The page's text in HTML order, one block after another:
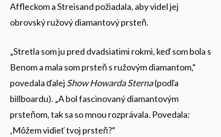
Affleckom a Streisand požiadala, aby videl jej
obrovský ružový diamantový prsteň.
„Stretla som ju pred dvadsiatimi rokmi, keď som bola s
Benom a mala som prsteň s ružovým diamantom,“
povedala ďalej Show Howarda Sterna(podľa
billboardu). „A bol fascinovaný diamantovým
prsteňom, tak sa so mnou rozprávala. Povedala:
‚Môžem vidieť tvoj prsteň?“